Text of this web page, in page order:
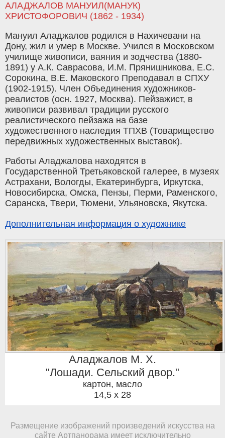
АЛАДЖАЛОВ МАНУИЛ(МАНУК)
ХРИСТОФОРОВИЧ (1862 - 1934)
Мануил Аладжалов родился в Нахичевани на
Дону, жил и умер в Москве. Учился в Московском
училище живописи, ваяния и зодчества (1880-
1891) у А.К. Саврасова, И.М. Прянишникова, Е.С.
Сорокина, В.Е. Маковского Преподавал в СПХУ
(1902-1915). Член Объединения художников-
реалистов (осн. 1927, Москва). Пейзажист, в
живописи развивал традиции русского
реалистического пейзажа на базе
художественного наследия ТПХВ (Товарищество
передвижных художественных выставок).
Работы Аладжалова находятся в
Государственной Третьяковской галерее, в музеях
Астрахани, Вологды, Екатеринбурга, Иркутска,
Новосибирска, Омска, Пензы, Перми, Раменского,
Саранска, Твери, Тюмени, Ульяновска, Якутска.
Дополнительная информация о художнике
Аладжалов М. Х.
"Лошади. Сельский двор."
картон, масло
14,5 x 28
Размещение изображений произведений искусства на
сайте Артпанорама имеет исключительно